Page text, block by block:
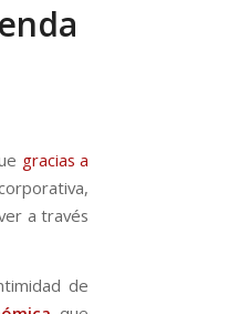
gracias a
a través
de